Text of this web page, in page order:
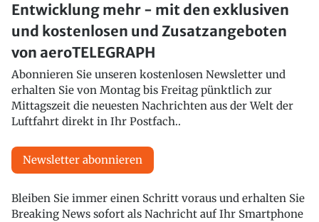
Entwicklung mehr - mit den exklusiven
und kostenlosen und Zusatzangeboten
von aeroTELEGRAPH
Abonnieren Sie unseren kostenlosen Newsletter und
erhalten Sie von Montag bis Freitag pünktlich zur
Mittagszeit die neuesten Nachrichten aus der Welt der
Luftfahrt direkt in Ihr Postfach..
Newsletter abonnieren
Bleiben Sie immer einen Schritt voraus und erhalten Sie
Breaking News sofort als Nachricht auf Ihr Smartphone